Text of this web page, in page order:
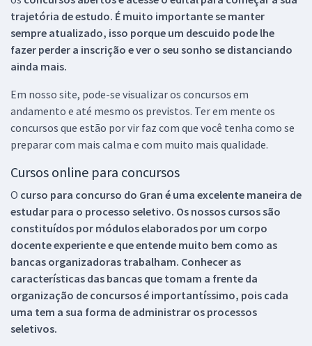
trajetória de estudo. É muito importante se manter
sempre atualizado, isso porque um descuido pode lhe
fazer perder a inscrição e ver o seu sonho se distanciando
ainda mais.
Em nosso site, pode-se visualizar os concursos em
andamento e até mesmo os previstos. Ter em mente os
concursos que estão por vir faz com que você tenha como se
preparar com mais calma e com muito mais qualidade.
Cursos online para concursos
O curso para concurso do Gran é uma excelente maneira de
estudar para o processo seletivo. Os nossos cursos são
constituídos por módulos elaborados por um corpo
docente experiente e que entende muito bem como as
bancas organizadoras trabalham. Conhecer as
características das bancas que tomam a frente da
organização de concursos é importantíssimo, pois cada
uma tem a sua forma de administrar os processos
seletivos.